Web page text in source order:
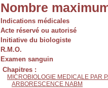
Nombre
Indications médicales
Acte réservé ou autorisé
Initiative du biologiste
R.M.O.
Examen sanguin
Chapitres :
MICROBIOLOGIE MEDICALE PAR
ARBORESCENCE NABM